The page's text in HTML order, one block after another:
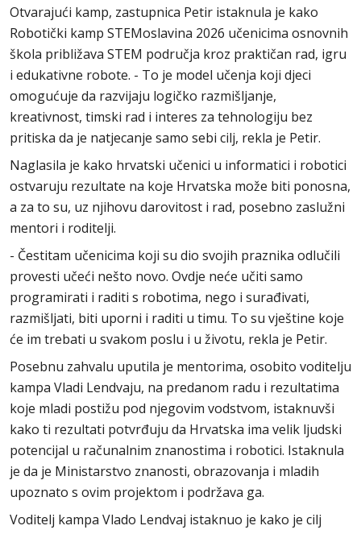
Otvarajući kamp, zastupnica Petir istaknula je kako
Robotički kamp STEMoslavina 2026 učenicima osnovnih
škola približava STEM područja kroz praktičan rad, igru
i edukativne robote. - To je model učenja koji djeci
omogućuje da razvijaju logičko razmišljanje,
kreativnost, timski rad i interes za tehnologiju bez
pritiska da je natjecanje samo sebi cilj, rekla je Petir.
Naglasila je kako hrvatski učenici u informatici i robotici
ostvaruju rezultate na koje Hrvatska može biti ponosna,
a za to su, uz njihovu darovitost i rad, posebno zaslužni
mentori i roditelji.
- Čestitam učenicima koji su dio svojih praznika odlučili
provesti učeći nešto novo. Ovdje neće učiti samo
programirati i raditi s robotima, nego i surađivati,
razmišljati, biti uporni i raditi u timu. To su vještine koje
će im trebati u svakom poslu i u životu, rekla je Petir.
Posebnu zahvalu uputila je mentorima, osobito voditelju
kampa Vladi Lendvaju, na predanom radu i rezultatima
koje mladi postižu pod njegovim vodstvom, istaknuvši
kako ti rezultati potvrđuju da Hrvatska ima velik ljudski
potencijal u računalnim znanostima i robotici. Istaknula
je da je Ministarstvo znanosti, obrazovanja i mladih
upoznato s ovim projektom i podržava ga.
Voditelj kampa Vlado Lendvaj istaknuo je kako je cilj